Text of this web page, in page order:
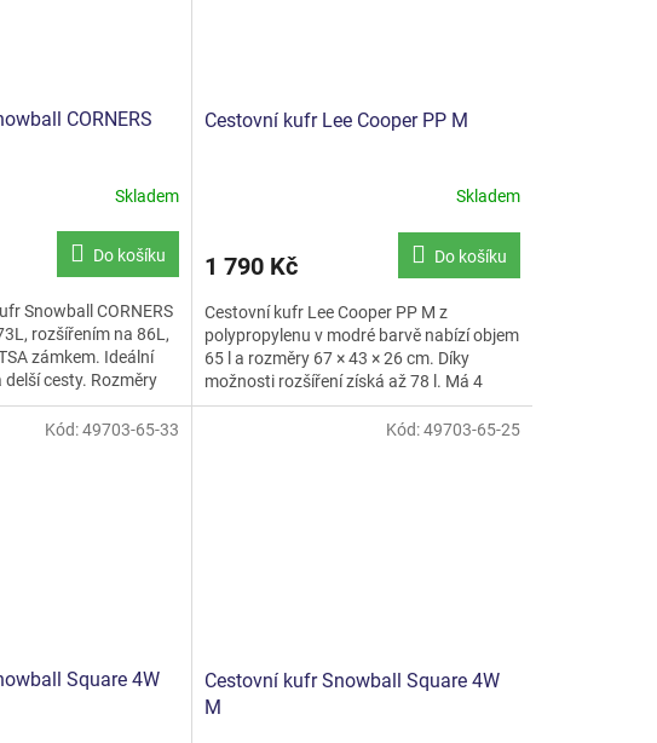
CORNERS
Skladem
Do košíku
Snowball CORNERS
rozšířením na 86L,
zámkem. Ideální
cesty. Rozměry
Cestovní kufr Lee Cooper PP M
Skladem
1 790 Kč Do košíku
Cestovní kufr Lee Cooper PP M z
polypropylenu v modré barvě nabízí objem
65 l a rozměry 67 × 43 × 26 cm. Díky
možnosti rozšíření získá až 78 l. Má 4
otočná kolečka, výsuvnou...
Square 4W
Kód:49703-65-33
Cestovní kufr Snowball Square 4W
M
Kód:49703-65-25